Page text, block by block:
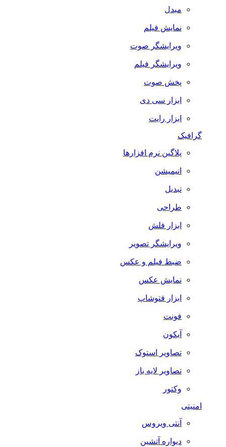
مبدل
نمایش فیلم
ویرایشگر صوت
ویرایشگر فیلم
پخش صوت
ابزار سی دی
ابزار رایت
گرافیک
پلاگین نرم افزارها
انیمیشن
تبدیل
طراحی
ابزار فلش
ویرایشگر تصویر
ضبط فيلم و عكس
نمایش عکس
ابزار فتوشاپ
فونت
آیکون
تصاویر استوک
تصاویر لایه باز
وکتور
امنیتی
آنتی ویروس
دیواره آتشین